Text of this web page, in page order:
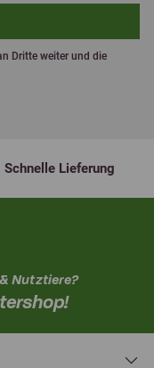
Dritte weiter und die
Schnelle Lieferung
Nutztiere?